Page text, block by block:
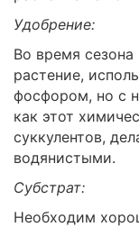
Удобрение:
Во время
растение,
фосфором, но с
как этот
суккулентов,
водянистыми.
Субстрат:
Необходим